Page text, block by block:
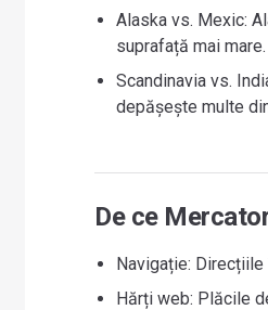
Alaska vs. Mexic:
suprafață mai mare.
Scandinavia vs.
depășește multe
De ce
Navigație:
Hărți web: Plăcile